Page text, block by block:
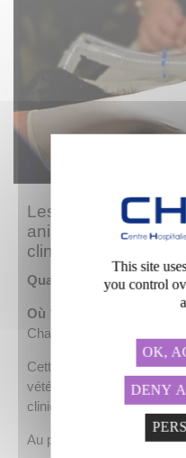
Les étudiant(e)s,
animeront une
cliniques
Quand ? Jeudi 12 juin
Où ?
Chantrerie
Cette soirée gratuite est
vétérinaires praticiens et
cliniques que présenteront
Au programme :
This site
you control
OK,
DENY